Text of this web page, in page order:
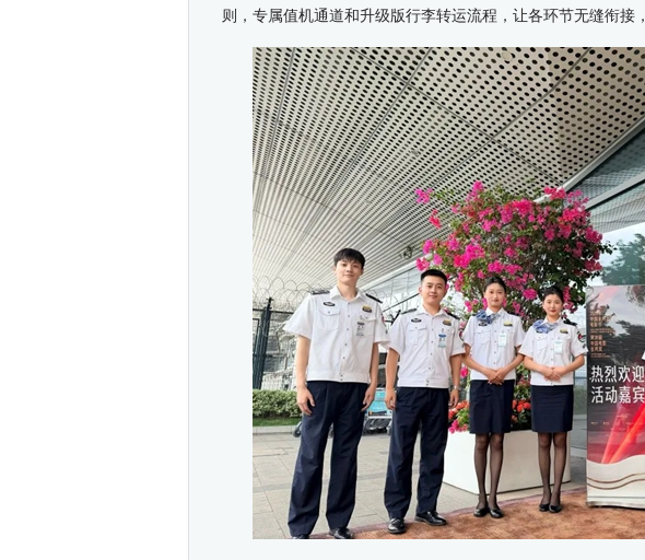
则 ， 专属值机通道和升级版行李转运流程 ， 让各环节无缝衔接 ，